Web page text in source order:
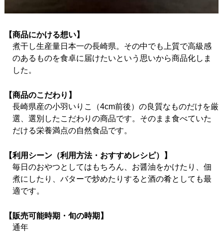
【商品にかける想い】
煮干し生産量日本一の長崎県。その中でも上質で高級感
のあるものを食卓に届けたいという思いから商品化しま
した。
【商品のこだわり】
長崎県産の小羽いりこ（4cm前後）の良質なものだけを厳
選、選別したこだわりの商品です。そのまま食べていた
だける栄養満点の自然食品です。
【利用シーン（利用方法・おすすめレシピ）】
毎日のおやつとしてはもちろん、お醤油をかけたり、佃
煮にしたり、バターで炒めたりすると酒の肴としても最
適です。
【販売可能時期・旬の時期】
通年